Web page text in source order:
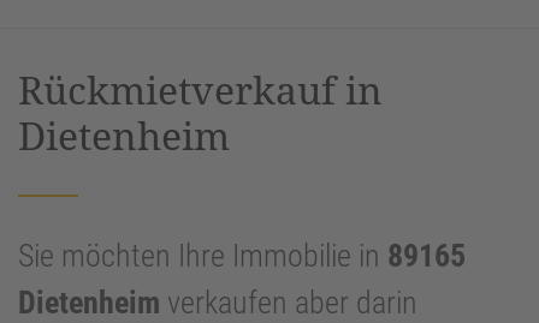
Rückmietverkauf in
Dietenheim
Sie möchten Ihre Immobilie in 89165
Dietenheim verkaufen aber darin